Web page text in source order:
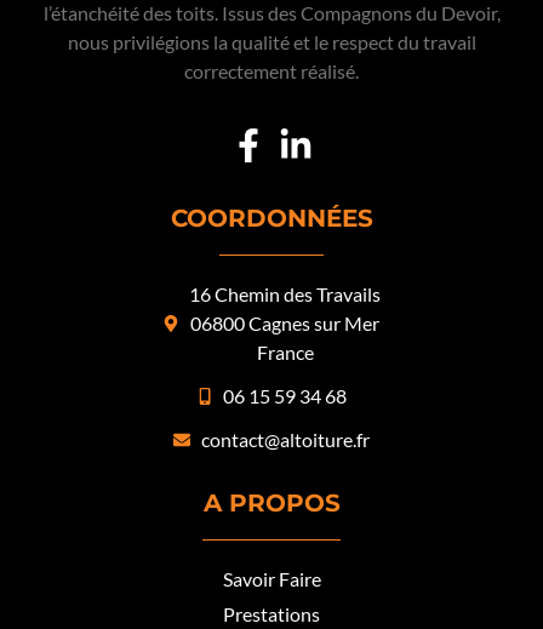
l’étanchéité des toits. Issus des Compagnons du Devoir,
nous privilégions la qualité et le respect du travail
correctement réalisé.
COORDONNÉES
16 Chemin des Travails
06800 Cagnes sur Mer
France
06 15 59 34 68
contact@altoiture.fr
A PROPOS
Savoir Faire
Prestations